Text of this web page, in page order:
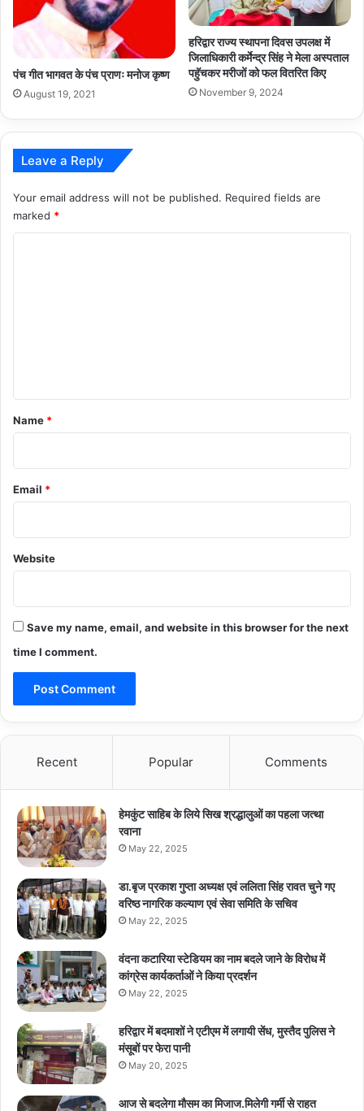
पंच गीत भागवत के पंच प्राणः मनोज कृष्ण
August 19, 2021
हरिद्वार राज्य स्थापना दिवस उपलक्ष में
जिलाधिकारी कर्मेन्द्र सिंह ने मेला अस्पताल
पहुॅचकर मरीजों को फल वितरित किए
November 9, 2024
Leave a Reply
Your email address will not be published. Required fields are
marked *
*
Name *
Email *
Website
Save my name, email, and website in this browser for the next
time I comment.
Recent Popular Comments
हेमकुंट साहिब के लिये सिख श्रद्धालुओं का पहला जत्था
रवाना
May 22, 2025
डा.बृज प्रकाश गुप्ता अध्यक्ष एवं ललिता सिंह रावत चुने गए
वरिष्ठ नागरिक कल्याण एवं सेवा समिति के सचिव
May 22, 2025
वंदना कटारिया स्टेडियम का नाम बदले जाने के विरोध में
कांग्रेस कार्यकर्ताओं ने किया प्रदर्शन
May 22, 2025
हरिद्वार में बदमाशों ने एटीएम में लगायी सेंध, मुस्तैद पुलिस ने
मंसूबों पर फेरा पानी
May 20, 2025
आज से बदलेगा मौसम का मिजाज.मिलेगी गर्मी से राहत